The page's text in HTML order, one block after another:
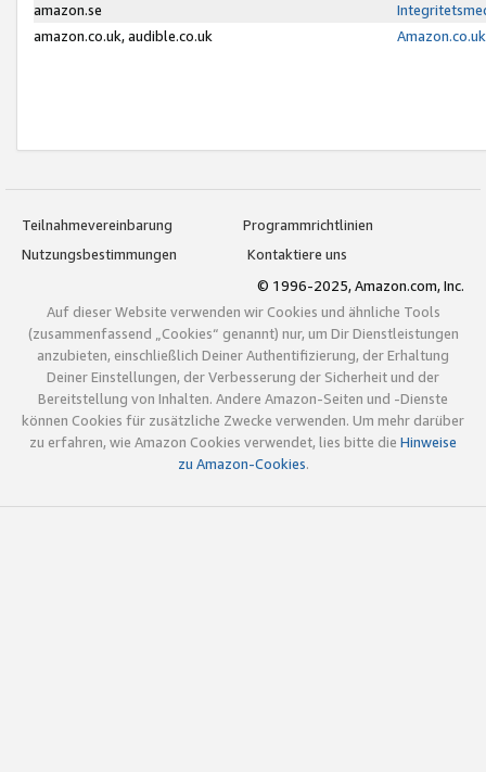
amazon.se
amazon.co.uk, audible.co.uk
Teilnahmevereinbarung
Programmrichtlinien
Nutzungsbestimmungen
Kontaktiere uns
© 1996-2025, Amazon.com, Inc.
Auf dieser Website verwenden wir Cookies und ähnliche Tools
(zusammenfassend „Cookies“ genannt) nur, um Dir Dienstleistungen
anzubieten, einschließlich Deiner Authentifizierung, der Erhaltung
Deiner Einstellungen, der Verbesserung der Sicherheit und der
Bereitstellung von Inhalten. Andere Amazon-Seiten und -Dienste
können Cookies für zusätzliche Zwecke verwenden. Um mehr darüber
zu erfahren, wie Amazon Cookies verwendet, lies bitte die Hinweise
zu Amazon-Cookies.